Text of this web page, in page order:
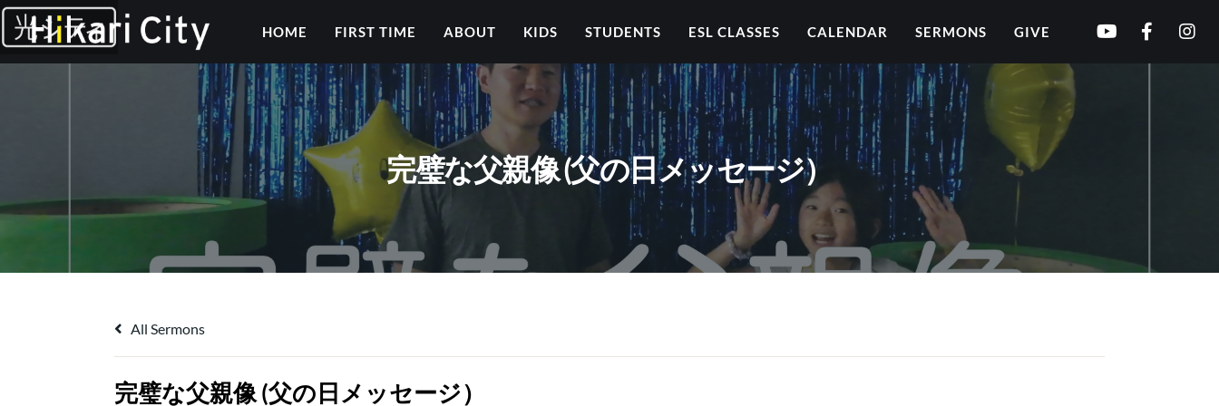
HOME FIRST TIME ABOUT KIDS STUDENTS ESL CLASSES CALENDAR SERMONS GIVE
完璧な父親像 (父の日メッセージ）
All Sermons
完璧な父親像 (父の日メッセージ）